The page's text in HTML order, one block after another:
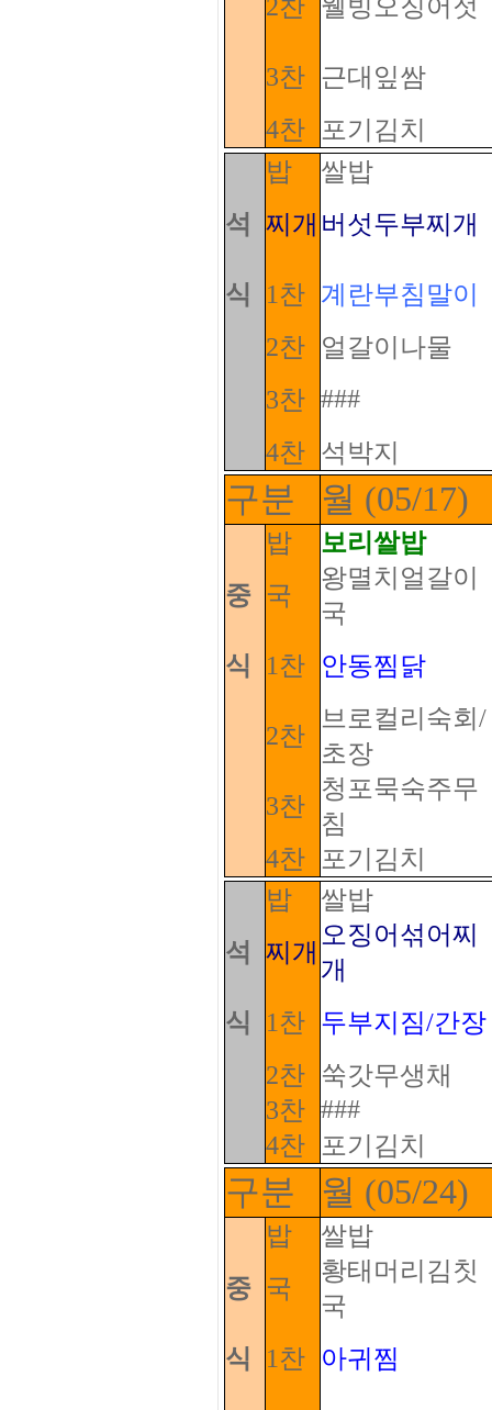
2찬 웰빙오징어젓
3찬 근대잎쌈
4찬
포기김치
밥
쌀밥
석
찌개 버섯두부찌개
식 1찬 계란부침말이
2찬
얼갈이나물
3찬 ###
4찬 석박지
구분 월 (05/17)
밥
보리쌀밥
중 국
왕멸치얼갈이
국
식
1찬 안동찜닭
2찬
브로컬리숙회/
초장
3찬
청포묵숙주무
침
4찬
포기김치
밥
쌀밥
석
찌개
오징어섞어찌
개
식
1찬 두부지짐/간장
2찬 쑥갓무생채
3찬 ###
4찬
포기김치
구분 월 (05/24)
밥
쌀밥
중 국
황태머리김칫
국
식
1찬 아귀찜